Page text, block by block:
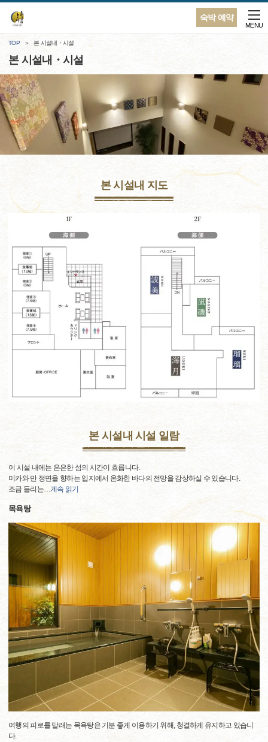
숙박 예약
MENU
TOP 본 시설내・시설
본 시설내・시설
본 시설내 지도
본 시설내 시설 일람
이 시설 내에는 은은한 섬의 시간이 흐릅니다.
미카와 만 정면을 향하는 입지에서 온화한 바다의 전망을 감상하실 수 있습니다.
조금 들리는…계속 읽기
목욕탕
여행의 피로를 달래는 목욕탕은 기분 좋게 이용하기 위해, 청결하게 유지하고 있습니
다.